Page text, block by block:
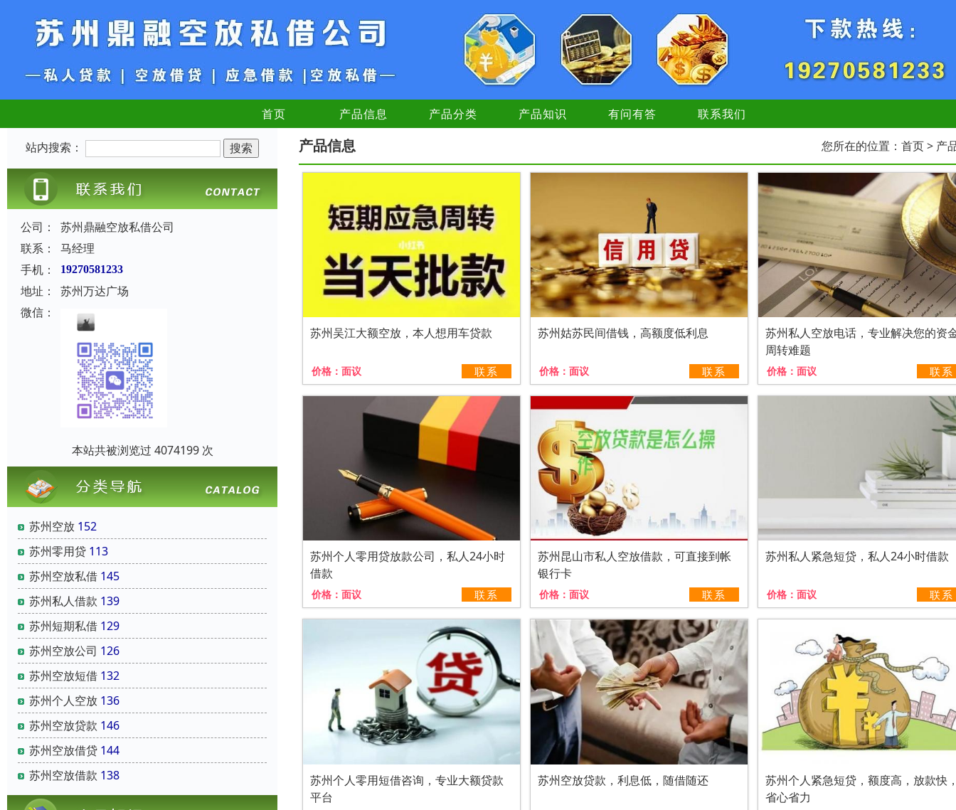
首页 产品信息 产品分类 产品知识 有问有答 联系我们
站内搜索：
公司：
苏州鼎融空放私借公司
联系：
马经理
手机：
19270581233
地址：
苏州万达广场
微信：
本站共被浏览过 4074199 次
苏州空放 152
苏州零用贷 113
苏州空放私借 145
苏州私人借款 139
苏州短期私借 129
苏州空放公司 126
苏州空放短借 132
苏州个人空放 136
苏州空放贷款 146
苏州空放借贷 144
苏州空放借款 138
产品信息 您所在的位置： 首页> 产
苏州吴江大额空放，本人想用车贷款
价格： 面议 联系
苏州姑苏民间借钱，高额度低利息
价格： 面议 联系
苏州私人空放电话，专业解决您的资
周转难题
价格： 面议 联系
苏州个人零用贷放款公司，私人24小时
借款
价格： 面议 联系
苏州昆山市私人空放借款，可直接到帐
银行卡
价格： 面议 联系
苏州私人紧急短贷，私人24小时借款
价格： 面议 联系
苏州个人零用短借咨询，专业大额贷款
平台
苏州空放贷款，利息低，随借随还
苏州个人紧急短贷，额度高，放款快
省心省力